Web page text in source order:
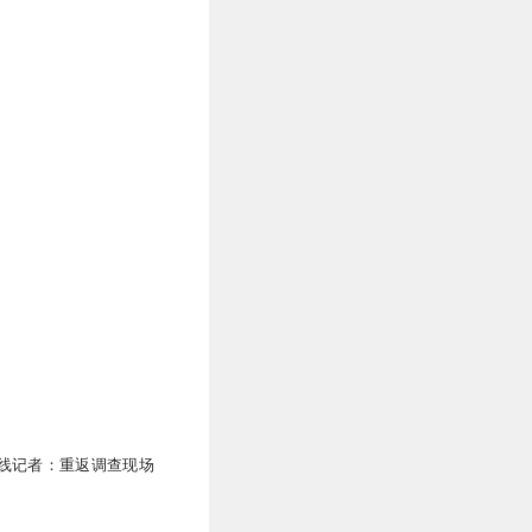
记者：重返调查现场